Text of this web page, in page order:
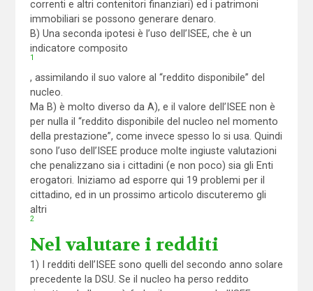
correnti e altri contenitori finanziari) ed i patrimoni
immobiliari se possono generare denaro.
B) Una seconda ipotesi è l’uso dell’ISEE, che è un
indicatore composito
1
, assimilando il suo valore al “reddito disponibile” del
nucleo.
Ma B) è molto diverso da A), e il valore dell’ISEE non è
per nulla il “reddito disponibile del nucleo nel momento
della prestazione”, come invece spesso lo si usa. Quindi
sono l’uso dell’ISEE produce molte ingiuste valutazioni
che penalizzano sia i cittadini (e non poco) sia gli Enti
erogatori. Iniziamo ad esporre qui 19 problemi per il
cittadino, ed in un prossimo articolo discuteremo gli
altri
2
Nel valutare i redditi
1) I redditi dell’ISEE sono quelli del secondo anno solare
precedente la DSU. Se il nucleo ha perso reddito